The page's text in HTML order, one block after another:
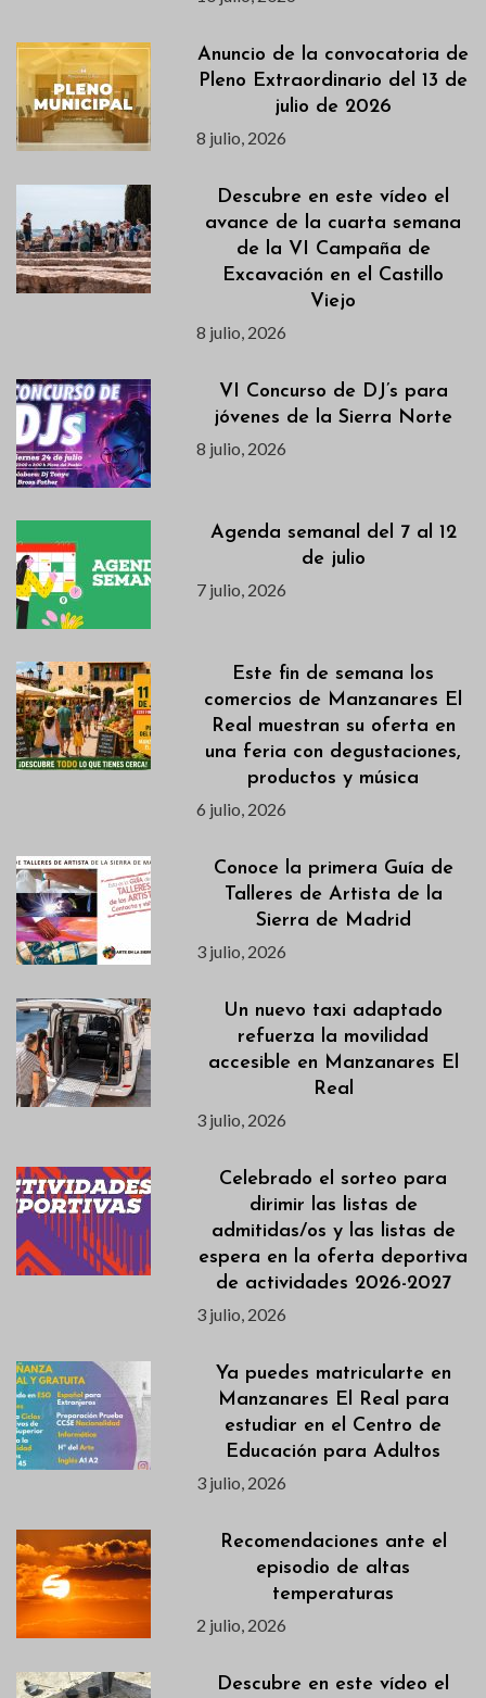
Anuncio de la convocatoria de
Pleno Extraordinario del 13 de
julio de 2026
8 julio, 2026
Descubre en este vídeo el
avance de la cuarta semana
de la VI Campaña de
Excavación en el Castillo
Viejo
8 julio, 2026
VI Concurso de DJ’s para
jóvenes de la Sierra Norte
8 julio, 2026
Agenda semanal del 7 al 12
de julio
7 julio, 2026
Este fin de semana los
comercios de Manzanares El
Real muestran su oferta en
una feria con degustaciones,
productos y música
6 julio, 2026
Conoce la primera Guía de
Talleres de Artista de la
Sierra de Madrid
3 julio, 2026
Un nuevo taxi adaptado
refuerza la movilidad
accesible en Manzanares El
Real
3 julio, 2026
Celebrado el sorteo para
dirimir las listas de
admitidas/os y las listas de
espera en la oferta deportiva
de actividades 2026-2027
3 julio, 2026
Ya puedes matricularte en
Manzanares El Real para
estudiar en el Centro de
Educación para Adultos
3 julio, 2026
Recomendaciones ante el
episodio de altas
temperaturas
2 julio, 2026
Descubre en este vídeo el